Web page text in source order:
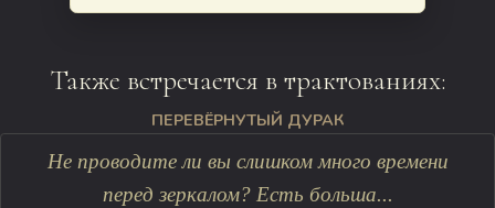
Также встречается в трактованиях:
ПЕРЕВЁРНУТЫЙ ДУРАК
Не проводите ли вы слишком много времени
перед зеркалом? Есть больша...